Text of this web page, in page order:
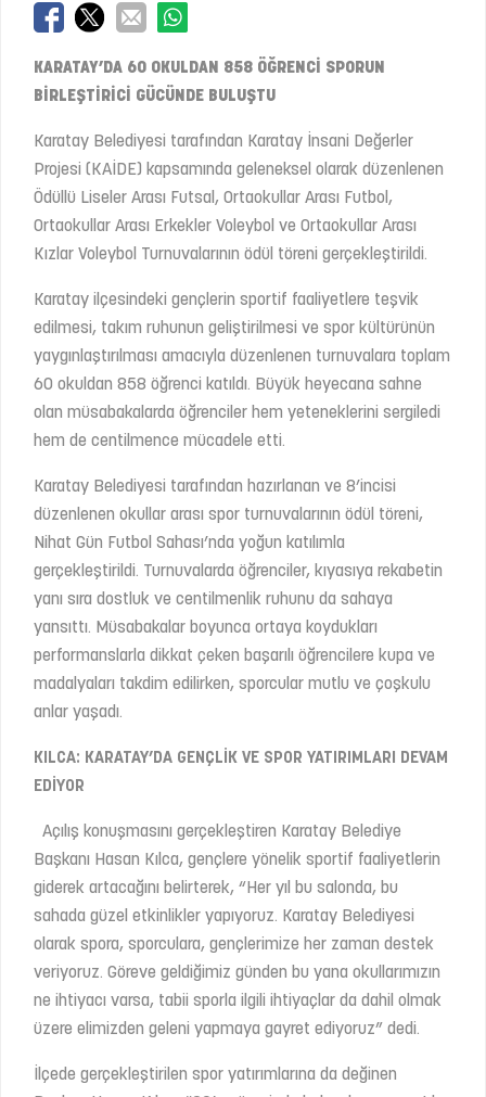
KARATAY’DA 60 OKULDAN 858 ÖĞRENCİ SPORUN
BİRLEŞTİRİCİ GÜCÜNDE BULUŞTU
Karatay Belediyesi tarafından Karatay İnsani Değerler
Projesi (KAİDE) kapsamında geleneksel olarak düzenlenen
Ödüllü Liseler Arası Futsal, Ortaokullar Arası Futbol,
Ortaokullar Arası Erkekler Voleybol ve Ortaokullar Arası
Kızlar Voleybol Turnuvalarının ödül töreni gerçekleştirildi.
Karatay ilçesindeki gençlerin sportif faaliyetlere teşvik
edilmesi, takım ruhunun geliştirilmesi ve spor kültürünün
yaygınlaştırılması amacıyla düzenlenen turnuvalara toplam
60 okuldan 858 öğrenci katıldı. Büyük heyecana sahne
olan müsabakalarda öğrenciler hem yeteneklerini sergiledi
hem de centilmence mücadele etti.
Karatay Belediyesi tarafından hazırlanan ve 8’incisi
düzenlenen okullar arası spor turnuvalarının ödül töreni,
Nihat Gün Futbol Sahası’nda yoğun katılımla
gerçekleştirildi. Turnuvalarda öğrenciler, kıyasıya rekabetin
yanı sıra dostluk ve centilmenlik ruhunu da sahaya
yansıttı. Müsabakalar boyunca ortaya koydukları
performanslarla dikkat çeken başarılı öğrencilere kupa ve
madalyaları takdim edilirken, sporcular mutlu ve çoşkulu
anlar yaşadı.
KILCA: KARATAY’DA GENÇLİK VE SPOR YATIRIMLARI DEVAM
EDİYOR
Açılış konuşmasını gerçekleştiren Karatay Belediye
Başkanı Hasan Kılca, gençlere yönelik sportif faaliyetlerin
giderek artacağını belirterek, “Her yıl bu salonda, bu
sahada güzel etkinlikler yapıyoruz. Karatay Belediyesi
olarak spora, sporculara, gençlerimize her zaman destek
veriyoruz. Göreve geldiğimiz günden bu yana okullarımızın
ne ihtiyacı varsa, tabii sporla ilgili ihtiyaçlar da dahil olmak
üzere elimizden geleni yapmaya gayret ediyoruz” dedi.
İlçede gerçekleştirilen spor yatırımlarına da değinen